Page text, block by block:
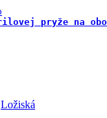
pryže na
Ložiská